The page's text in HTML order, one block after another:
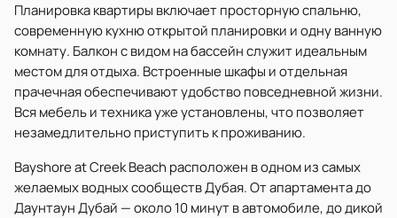
Планировка квартиры включает просторную спальню,
современную кухню открытой планировки и одну ванную
комнату. Балкон с видом на бассейн служит идеальным
местом для отдыха. Встроенные шкафы и отдельная
прачечная обеспечивают удобство повседневной жизни.
Вся мебель и техника уже установлены, что позволяет
незамедлительно приступить к проживанию.
Bayshore at Creek Beach расположен в одном из самых
желаемых водных сообществ Дубая. От апартамента до
Даунтаун Дубай — около 10 минут в автомобиле, до дикой